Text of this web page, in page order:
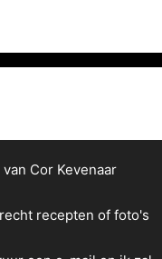
Cor Kevenaar
recepten of foto's